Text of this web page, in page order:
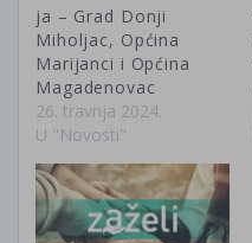
ja – Grad Donji
Miholjac, Općina
Marijanci i Općina
Magadenovac
26. travnja 2024.
U "Novosti"